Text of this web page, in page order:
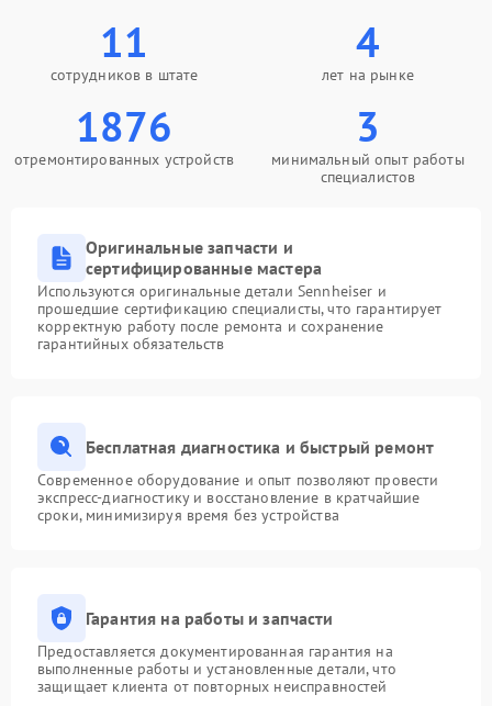
11
сотрудников в штате
4
лет на рынке
1876
отремонтированных устройств
3
минимальный опыт работы
специалистов
Оригинальные запчасти и
сертифицированные мастера
Используются оригинальные детали Sennheiser и
прошедшие сертификацию специалисты, что гарантирует
корректную работу после ремонта и сохранение
гарантийных обязательств
Бесплатная диагностика и быстрый ремонт
Современное оборудование и опыт позволяют провести
экспресс-диагностику и восстановление в кратчайшие
сроки, минимизируя время без устройства
Гарантия на работы и запчасти
Предоставляется документированная гарантия на
выполненные работы и установленные детали, что
защищает клиента от повторных неисправностей